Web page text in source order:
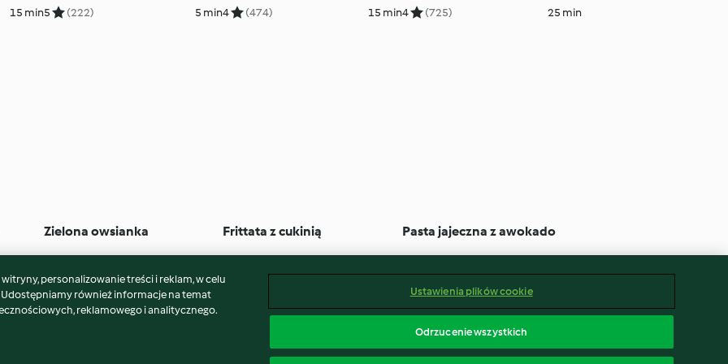
15 min5 (222) 5 min4 (474) 15 min4 (725) 25 min
Zielona owsianka Frittata z cukinią Pasta jajeczna z awokado
personalizowanie treści i reklam, w celu
również informacje na temat
reklamowego i analitycznego.
Ustawienia plików cookie
Odrzucenie wszystkich